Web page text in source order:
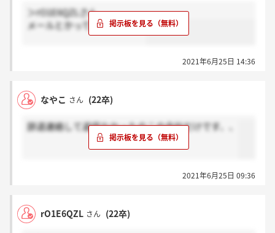
＞rO1E6QZLさん
メールとかって来ましたか？
2021年6月25日 14:36
なやこ さん (22卒)
辞退連絡して返信なかったのこの会社だけです、、
2021年6月25日 09:36
rO1E6QZL さん (22卒)